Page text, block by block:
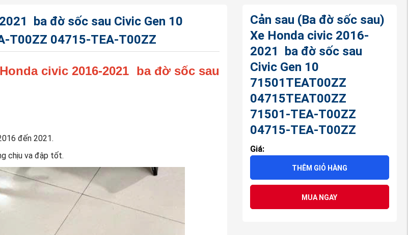
ba đờ sốc sau Civic Gen 10
T00ZZ 04715-TEA-T00ZZ
civic 2016-2021 ba đờ sốc sau
đến 2021.
chịu va đập tốt.
Cản sau (Ba đờ sốc sau)
Xe Honda civic 2016-
2021 ba đờ sốc sau
Civic Gen 10
71501TEAT00ZZ
04715TEAT00ZZ
71501-TEA-T00ZZ
04715-TEA-T00ZZ
Giá:
THÊM GIỎ HÀNG
MUA NGAY